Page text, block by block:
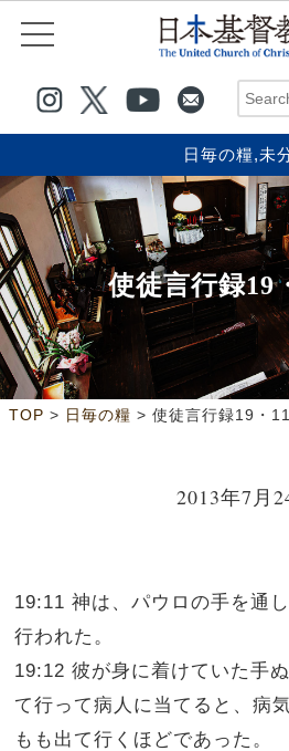
日毎の糧,未
使徒言行録19
TOP > 日毎の糧 > 使徒言行録19・
2013年7月
19:11 神は、パウロの手を通
行われた。
19:12 彼が身に着けていた手
て行って病人に当てると、病
もも出て行くほどであった。